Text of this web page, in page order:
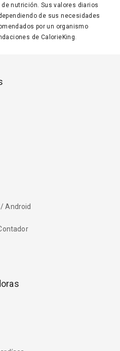
nutrición. Sus valores diarios
de sus necesidades
por un organismo
de CalorieKing.
Android